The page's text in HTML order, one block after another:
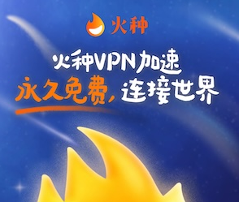
支持 [0] 反对 [0]
支持